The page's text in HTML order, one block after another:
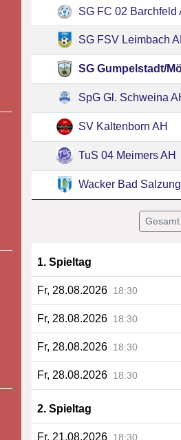
SG FC 02 Barchfeld
SG FSV Leimbach
SG Gumpelstadt/
SpG Gl. Schweina
SV Kaltenborn AH
TuS 04 Meimers AH
Wacker Bad
Gesamt
1. Spieltag
Fr, 28.08.2026 18:30
Fr, 28.08.2026 18:30
Fr, 28.08.2026 18:30
Fr, 28.08.2026 18:30
2. Spieltag
Fr, 21.08.2026 18:30